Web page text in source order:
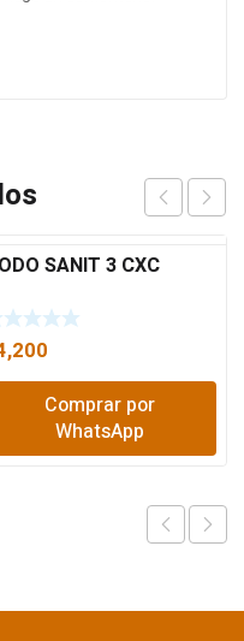
SANIT 3 CXC
Comprar por
WhatsApp